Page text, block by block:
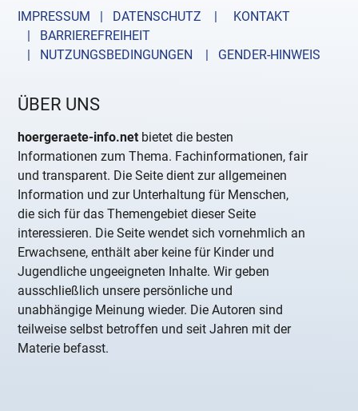
IMPRESSUM | DATENSCHUTZ |
KONTAKT
| BARRIEREFREIHEIT
| NUTZUNGSBEDINGUNGEN
| GENDER-HINWEIS
ÜBER UNS
hoergeraete-info.net bietet die besten
Informationen zum Thema. Fachinformationen, fair
und transparent. Die Seite dient zur allgemeinen
Information und zur Unterhaltung für Menschen,
die sich für das Themengebiet dieser Seite
interessieren. Die Seite wendet sich vornehmlich an
Erwachsene, enthält aber keine für Kinder und
Jugendliche ungeeigneten Inhalte. Wir geben
ausschließlich unsere persönliche und
unabhängige Meinung wieder. Die Autoren sind
teilweise selbst betroffen und seit Jahren mit der
Materie befasst.